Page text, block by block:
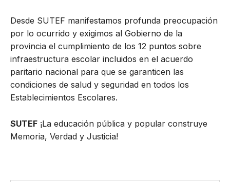
Desde SUTEF manifestamos profunda preocupación
por lo ocurrido y exigimos al Gobierno de la
provincia el cumplimiento de los 12 puntos sobre
infraestructura escolar incluidos en el acuerdo
paritario nacional para que se garanticen las
condiciones de salud y seguridad en todos los
Establecimientos Escolares.
SUTEF ¡La educación pública y popular construye
Memoria, Verdad y Justicia!